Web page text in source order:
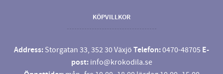
KÖPVILLKOR
Address: Storgatan 33, 352 30 Växjö Telefon:0470-48705 E-
post: info@krokodila.se